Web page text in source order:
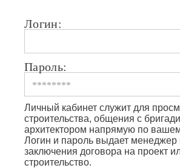
Логин:
Пароль:
Личный кабинет служит для
строительства, общения с
архитектором напрямую по
Логин и пароль выдает менеджер
заключения договора на проект
строительство.